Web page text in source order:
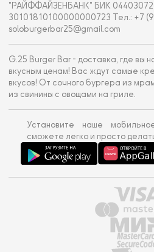
"РАЙФФАЙЗЕНБАНК" БИК
30101810100000000723 Тел.: +7
soloburgerbar25@gmail.com
G.25 Burger Bar - доставка, где вы
вкусным ценам! Вас ждут самые
вкусов! От сочного бургера из
из свинины с овощами на гриле.
Установите наше
сможете легко и просто